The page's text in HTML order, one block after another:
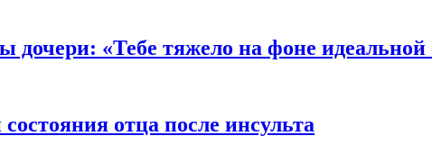
дочери: «Тебе тяжело на фоне идеальной
отца после инсульта